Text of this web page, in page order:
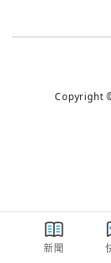
繼
新聞
Copyright